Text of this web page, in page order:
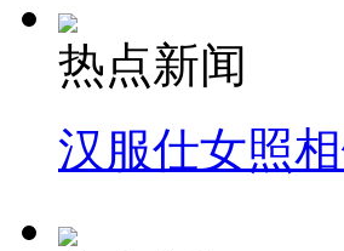
热点新闻
汉服仕女照